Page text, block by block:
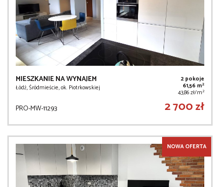
MIESZKANIE NA WYNAJEM
Łódź, Śródmieście, ok. Piotrkowskiej
2 pokoje
61,56 m2
43,86 zł/m2
PRO-MW-11293 2 700 zł
NOWA OFERTA